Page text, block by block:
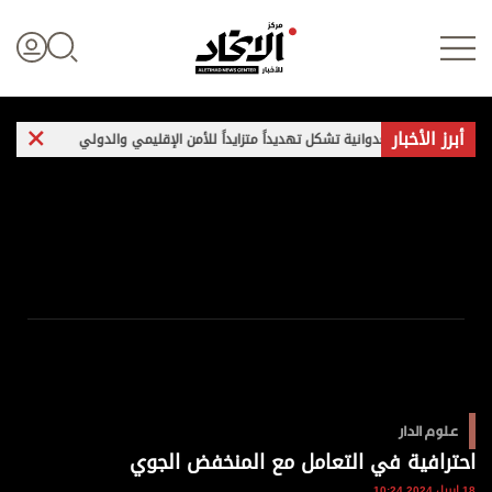
علوم الدار
الرياضة
أبرز الأخبار
العدوانية تشكل تهديداً متزايداً للأمن الإقليمي والدولي غارات
علوم الدار
احترافية في التعامل مع المنخفض الجوي